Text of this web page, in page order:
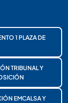
1 PLAZA DE
TRIBUNAL Y
EMCALSA Y